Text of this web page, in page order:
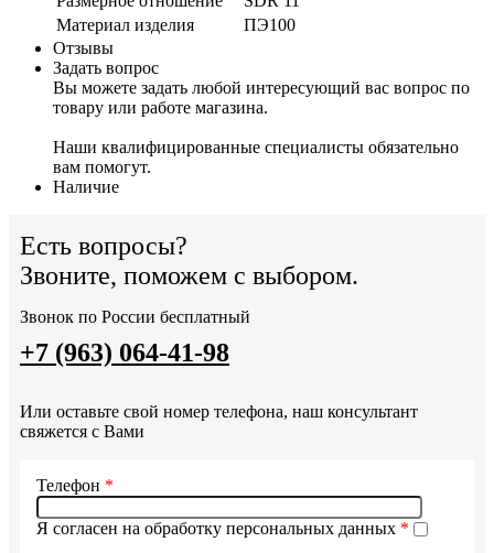
Материал изделия
ПЭ100
Отзывы
Задать вопрос
Вы можете задать любой интересующий вас вопрос по
товару или работе магазина.
Наши квалифицированные специалисты обязательно
вам помогут.
Наличие
Есть вопросы?
Звоните, поможем с выбором.
Звонок по России бесплатный
+7 (963) 064-41-98
Или оставьте свой номер телефона, наш консультант
свяжется с Вами
Я согласен на обработку персональных данных *
Телефон *